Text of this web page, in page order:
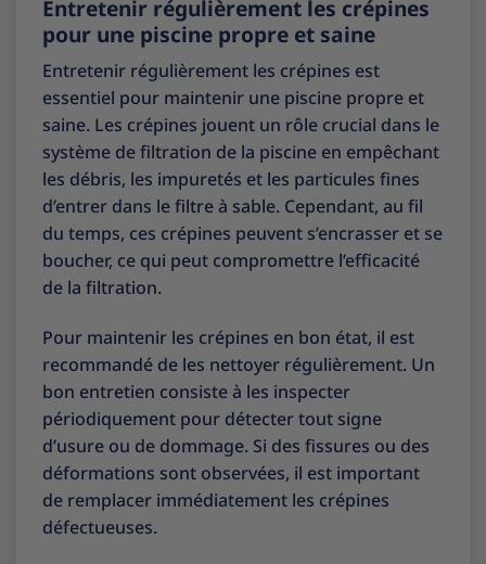
Entretenir régulièrement les crépines
pour une piscine propre et saine
Entretenir régulièrement les crépines est
essentiel pour maintenir une piscine propre et
saine. Les crépines jouent un rôle crucial dans le
système de filtration de la piscine en empêchant
les débris, les impuretés et les particules fines
d’entrer dans le filtre à sable. Cependant, au fil
du temps, ces crépines peuvent s’encrasser et se
boucher, ce qui peut compromettre l’efficacité
de la filtration.
Pour maintenir les crépines en bon état, il est
recommandé de les nettoyer régulièrement. Un
bon entretien consiste à les inspecter
périodiquement pour détecter tout signe
d’usure ou de dommage. Si des fissures ou des
déformations sont observées, il est important
de remplacer immédiatement les crépines
défectueuses.